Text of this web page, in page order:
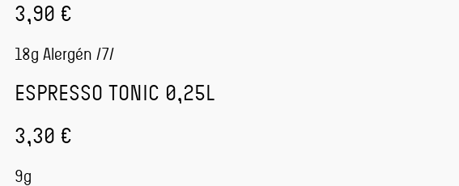
3,90 €
18g Alergén /7/
ESPRESSO TONIC 0,25L
3,30 €
9g